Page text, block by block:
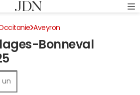
Aveyron
sur le revenuBonneval